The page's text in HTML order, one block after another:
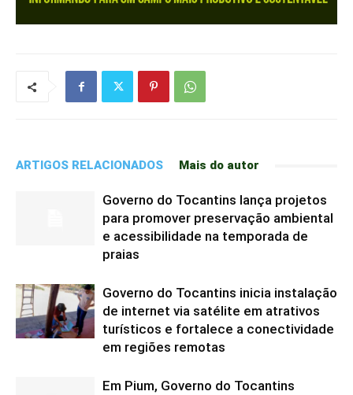
ARTIGOS RELACIONADOS Mais do autor
Governo do Tocantins lança projetos
para promover preservação ambiental
e acessibilidade na temporada de
praias
Governo do Tocantins inicia instalação
de internet via satélite em atrativos
turísticos e fortalece a conectividade
em regiões remotas
Em Pium, Governo do Tocantins